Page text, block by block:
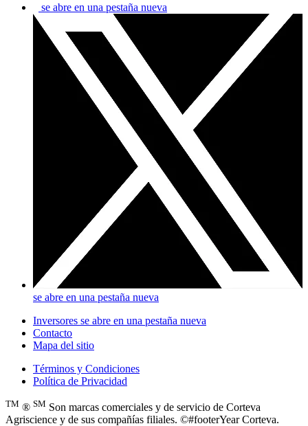
se abre en una pestaña nueva
se abre en una pestaña nueva
Inversores se abre en una pestaña nueva
Contacto
Mapa del sitio
Términos y Condiciones
Política de Privacidad
TM ® SM Son marcas comerciales y de servicio de Corteva
Agriscience y de sus compañías filiales. ©#footerYear Corteva.